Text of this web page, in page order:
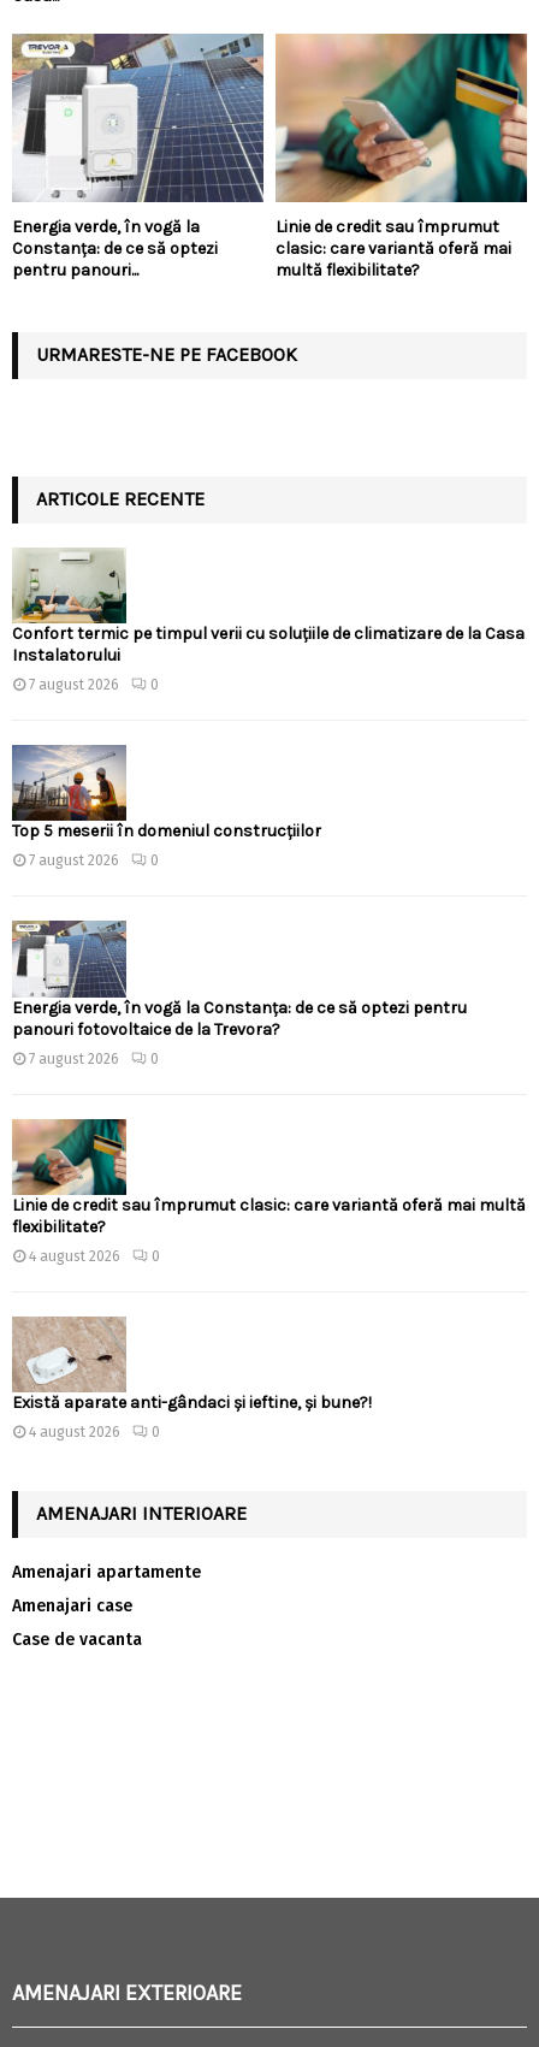
Energia verde, în vogă la
Constanța: de ce să optezi
pentru panouri...
Linie de credit sau împrumut
clasic: care variantă oferă mai
multă flexibilitate?
URMARESTE-NE PE FACEBOOK
ARTICOLE RECENTE
Confort termic pe timpul verii cu soluțiile de climatizare de la Casa
Instalatorului
7 august 2026 0
Top 5 meserii în domeniul construcțiilor
7 august 2026 0
Energia verde, în vogă la Constanța: de ce să optezi pentru
panouri fotovoltaice de la Trevora?
7 august 2026 0
Linie de credit sau împrumut clasic: care variantă oferă mai multă
flexibilitate?
4 august 2026 0
Există aparate anti-gândaci și ieftine, și bune?!
4 august 2026 0
AMENAJARI INTERIOARE
Amenajari apartamente
Amenajari case
Case de vacanta
AMENAJARI EXTERIOARE